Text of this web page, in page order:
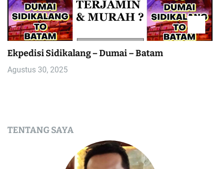
Ekpedisi Sidikalang – Dumai – Batam
Agustus 30, 2025
TENTANG SAYA